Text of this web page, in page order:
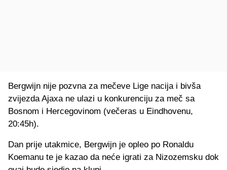
Bergwijn nije pozvna za mečeve Lige nacija i bivša
zvijezda Ajaxa ne ulazi u konkurenciju za meč sa
Bosnom i Hercegovinom (večeras u Eindhovenu,
20:45h).
Dan prije utakmice, Bergwijn je opleo po Ronaldu
Koemanu te je kazao da neće igrati za Nizozemsku dok